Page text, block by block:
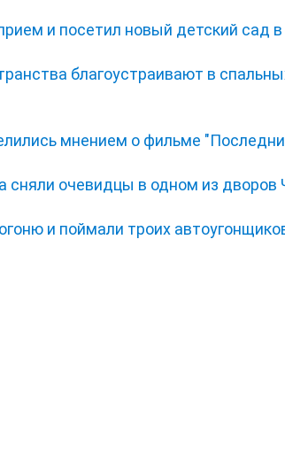
и посетил новый детский сад
благоустраивают в
мнением о фильме
сняли очевидцы в одном из дворов
и поймали троих